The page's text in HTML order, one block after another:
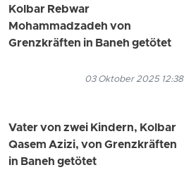
Kolbar Rebwar
Mohammadzadeh von
Grenzkräften in Baneh getötet
03 Oktober 2025 12:38
Vater von zwei Kindern, Kolbar
Qasem Azizi, von Grenzkräften
in Baneh getötet